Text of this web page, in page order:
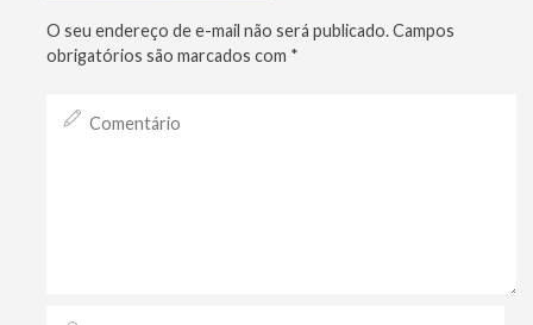
O seu endereço de e-mail não será publicado.Campos
obrigatórios são marcados com *